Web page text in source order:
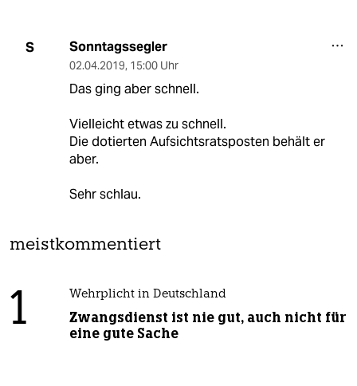
S Sonntagssegler
02.04.2019, 15:00 Uhr
Das ging aber schnell.
Vielleicht etwas zu schnell.
Die dotierten Aufsichtsratsposten behält er
aber.
Sehr schlau.
meistkommentiert
1 Wehrplicht in Deutschland
Zwangsdienst ist nie gut, auch nicht für
eine gute Sache